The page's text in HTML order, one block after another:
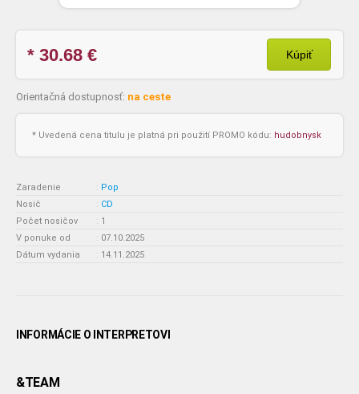
* 30.68 € Kúpiť
Orientačná dostupnosť: na ceste
* Uvedená cena titulu je platná pri použití PROMO kódu: hudobnysk
Zaradenie : Pop
Nosič
: CD
Počet nosičov
: 1
V ponuke od
: 07.10.2025
Dátum vydania
: 14.11.2025
INFORMÁCIE O INTERPRETOVI
&TEAM